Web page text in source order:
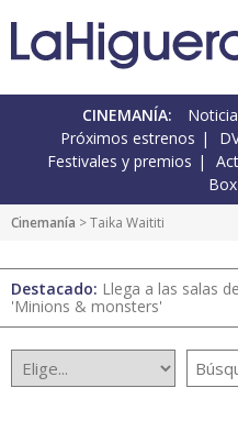
CINEMANÍA:
Próximos estrenos
Festivales y premios
Cinemanía > Taika Waititi
Destacado: Llega a las salas
'Minions & monsters'